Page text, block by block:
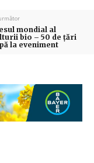
mondial al
bio – 50 de țări
la eveniment